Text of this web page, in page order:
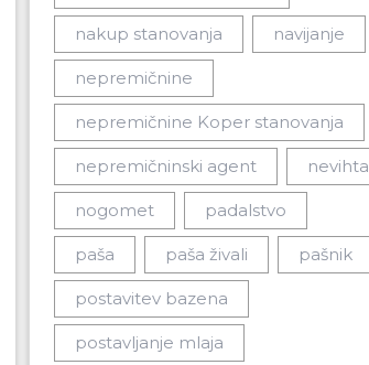
nakup stanovanja navijanje
nepremičnine
nepremičnine Koper stanovanja
nepremičninski agent nevihta
nogomet padalstvo
paša paša živali pašnik
postavitev bazena
postavljanje mlaja